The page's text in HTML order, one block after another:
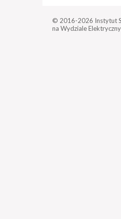
© 2016-2026 Instytut
na Wydziale